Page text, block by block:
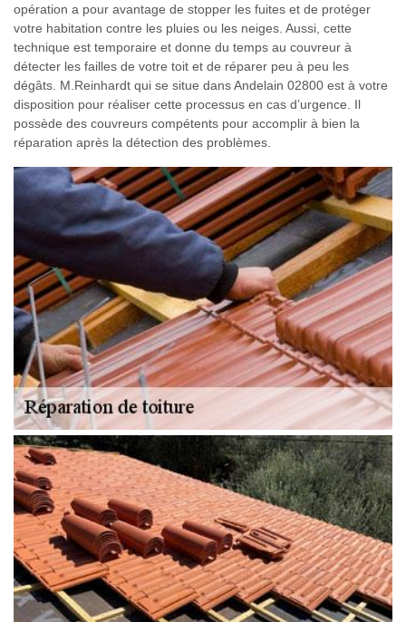
opération a pour avantage de stopper les fuites et de protéger
votre habitation contre les pluies ou les neiges. Aussi, cette
technique est temporaire et donne du temps au couvreur à
détecter les failles de votre toit et de réparer peu à peu les
dégâts. M.Reinhardt qui se situe dans Andelain 02800 est à votre
disposition pour réaliser cette processus en cas d’urgence. Il
possède des couvreurs compétents pour accomplir à bien la
réparation après la détection des problèmes.